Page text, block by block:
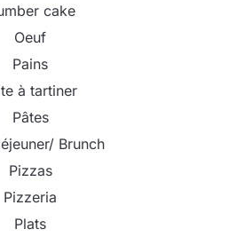
cake
Oeuf
Pains
à tartiner
Pâtes
Brunch
Pizzas
Pizzeria
Plats